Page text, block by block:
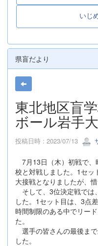
いじ
県盲だより
東北地区盲
ボール岩手
投稿日時 : 2023/07/13
7月13日（木）初戦で、
校と対戦しました。1セッ
大接戦となりましたが、惜
そして、3位決定戦では
した。1セット目は、3点
時間制限のある中でリー
た。
選手の皆さんの最後ま
した。